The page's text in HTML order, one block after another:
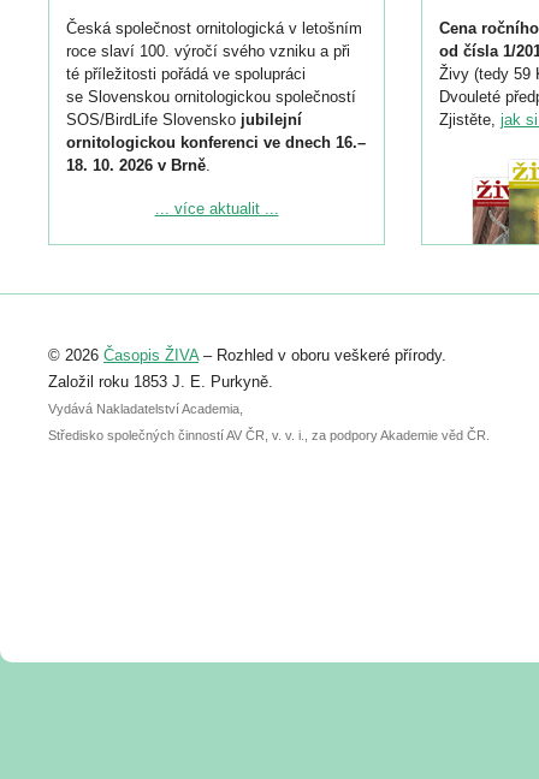
Česká společnost ornitologická v letošním
roce slaví 100. výročí svého vzniku a při
té příležitosti pořádá ve spolupráci
se Slovenskou ornitologickou společností
SOS/BirdLife Slovensko jubilejní
ornitologickou konferenci ve dnech 16.–
18. 10. 2026 v Brně.
Podrobnější informace ke konferenci
Registrovat se můžete do 6. září.
abstraktu přihlášené přednášky nebo
posteru je už 30. června.
... více aktualit ...
Cena
od čísla 1/
Živy (tedy 59
Dvouleté
Zjistěte, jak
© 2026 Časopis ŽIVA– Rozhled v oboru veškeré přírody.
Založil roku 1853 J. E. Purkyně.
Vydává Nakladatelství Academia,
Středisko společných činností AV ČR, v. v. i., za podpory Akademie věd ČR.